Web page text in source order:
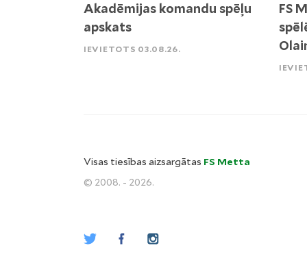
Akadēmijas komandu spēļu
apskats
IEVIETOTS 03.08.26.
FS
Visas tiesības aizsargātas FS Metta
© 2008. - 2026.